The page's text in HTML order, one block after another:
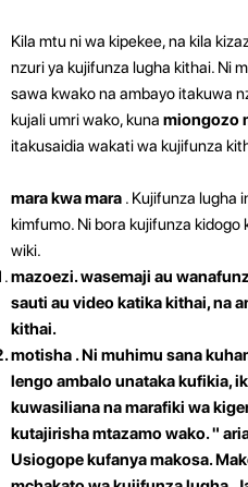
Kila mtu ni wa kipekee, na kila
nzuri ya kujifunza lugha kithai. Ni
sawa kwako na ambayo itakuwa
kujali umri wako, kuna miongozo
itakusaidia wakati wa kujifunza
mara kwa mara . Kujifunza lugha
kimfumo. Ni bora kujifunza kidogo
wiki.
mazoezi. wasemaji au
sauti au video katika kithai, na
kithai.
motisha . Ni muhimu sana
lengo ambalo unataka kufikia,
kuwasiliana na marafiki wa
kutajirisha mtazamo wako. "
Usiogope kufanya makosa.